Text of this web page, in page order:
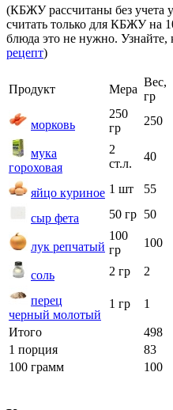
(КБЖУ рассчитаны без учета
считать только для КБЖУ на
блюда это не нужно. Узнайте,
рецепт)
Продукт Мера
Вес,
гр
морковь
250
гр
250
мука
гороховая
2
ст.л.
40
яйцо куриное 1 шт 55
сыр фета 50 гр 50
лук репчатый
100
гр
100
соль 2 гр 2
перец
черный молотый
1 гр 1
Итого 498
1 порция
83
100 грамм
100